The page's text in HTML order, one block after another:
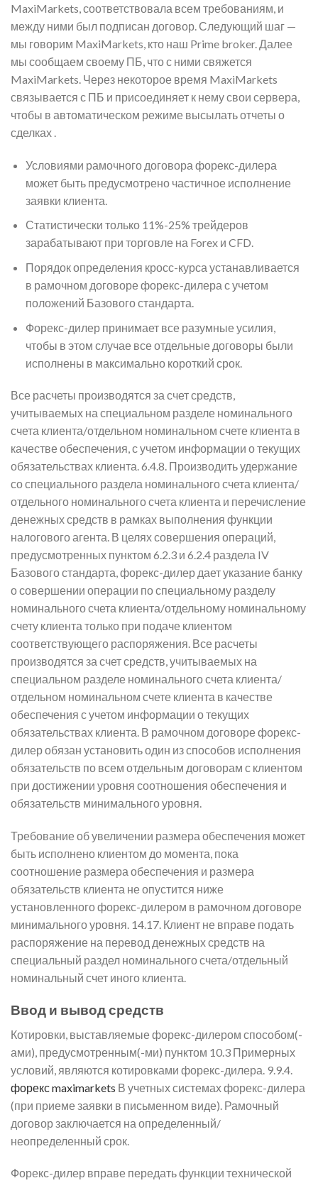
MaxiMarkets, соответствовала всем требованиям, и
между ними был подписан договор. Следующий шаг —
мы говорим MaxiMarkets, кто наш Prime broker. Далее
мы сообщаем своему ПБ, что с ними свяжется
MaxiMarkets. Через некоторое время MaxiMarkets
связывается с ПБ и присоединяет к нему свои сервера,
чтобы в автоматическом режиме высылать отчеты о
сделках .
Условиями рамочного договора форекс-дилера
может быть предусмотрено частичное исполнение
заявки клиента.
Статистически только 11%-25% трейдеров
зарабатывают при торговле на Forex и CFD.
Порядок определения кросс-курса устанавливается
в рамочном договоре форекс-дилера с учетом
положений Базового стандарта.
Форекс-дилер принимает все разумные усилия,
чтобы в этом случае все отдельные договоры были
исполнены в максимально короткий срок.
Все расчеты производятся за счет средств,
учитываемых на специальном разделе номинального
счета клиента/отдельном номинальном счете клиента в
качестве обеспечения, с учетом информации о текущих
обязательствах клиента. 6.4.8. Производить удержание
со специального раздела номинального счета клиента/
отдельного номинального счета клиента и перечисление
денежных средств в рамках выполнения функции
налогового агента. В целях совершения операций,
предусмотренных пунктом 6.2.3 и 6.2.4 раздела IV
Базового стандарта, форекс-дилер дает указание банку
о совершении операции по специальному разделу
номинального счета клиента/отдельному номинальному
счету клиента только при подаче клиентом
соответствующего распоряжения. Все расчеты
производятся за счет средств, учитываемых на
специальном разделе номинального счета клиента/
отдельном номинальном счете клиента в качестве
обеспечения с учетом информации о текущих
обязательствах клиента. В рамочном договоре форекс-
дилер обязан установить один из способов исполнения
обязательств по всем отдельным договорам с клиентом
при достижении уровня соотношения обеспечения и
обязательств минимального уровня.
Требование об увеличении размера обеспечения может
быть исполнено клиентом до момента, пока
соотношение размера обеспечения и размера
обязательств клиента не опустится ниже
установленного форекс-дилером в рамочном договоре
минимального уровня. 14.17. Клиент не вправе подать
распоряжение на перевод денежных средств на
специальный раздел номинального счета/отдельный
номинальный счет иного клиента.
Ввод и вывод средств
Котировки, выставляемые форекс-дилером способом(-
ами), предусмотренным(-ми) пунктом 10.3 Примерных
условий, являются котировками форекс-дилера. 9.9.4.
форекс maximarkets В учетных системах форекс-дилера
(при приеме заявки в письменном виде). Рамочный
договор заключается на определенный/
неопределенный срок.
Форекс-дилер вправе передать функции технической